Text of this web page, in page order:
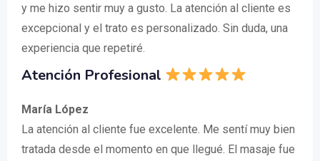
y me hizo sentir muy a gusto. La atención al cliente es
excepcional y el trato es personalizado. Sin duda, una
experiencia que repetiré.
Atención Profesional
María López
La atención al cliente fue excelente. Me sentí muy bien
tratada desde el momento en que llegué. El masaje fue